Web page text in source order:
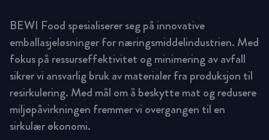
BEWI Food spesialiserer seg på innovative
emballasjeløsninger for næringsmiddelindustrien. Med
fokus på ressurseffektivitet og minimering av avfall
sikrer vi ansvarlig bruk av materialer fra produksjon til
resirkulering. Med mål om å beskytte mat og redusere
miljøpåvirkningen fremmer vi overgangen til en
sirkulær økonomi.